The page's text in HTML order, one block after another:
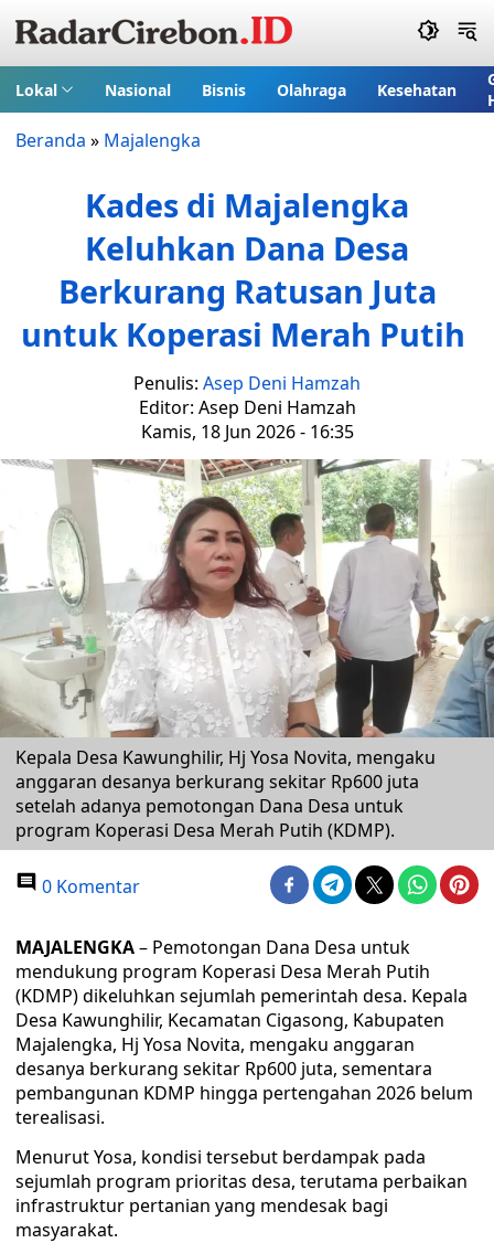
Lokal Nasional Bisnis Olahraga Kesehatan
Beranda » Majalengka
Kades di Majalengka
Keluhkan Dana Desa
Berkurang Ratusan Juta
untuk Koperasi Merah Putih
Penulis: Asep Deni Hamzah
Editor: Asep Deni Hamzah
Kamis, 18 Jun 2026 - 16:35
Kepala Desa Kawunghilir, Hj Yosa Novita, mengaku
anggaran desanya berkurang sekitar Rp600 juta
setelah adanya pemotongan Dana Desa untuk
program Koperasi Desa Merah Putih (KDMP).
0 Komentar
MAJALENGKA– Pemotongan Dana Desa untuk
mendukung program Koperasi Desa Merah Putih
(KDMP) dikeluhkan sejumlah pemerintah desa. Kepala
Desa Kawunghilir, Kecamatan Cigasong, Kabupaten
Majalengka, Hj Yosa Novita, mengaku anggaran
desanya berkurang sekitar Rp600 juta, sementara
pembangunan KDMP hingga pertengahan 2026 belum
terealisasi.
Menurut Yosa, kondisi tersebut berdampak pada
sejumlah program prioritas desa, terutama perbaikan
infrastruktur pertanian yang mendesak bagi
masyarakat.